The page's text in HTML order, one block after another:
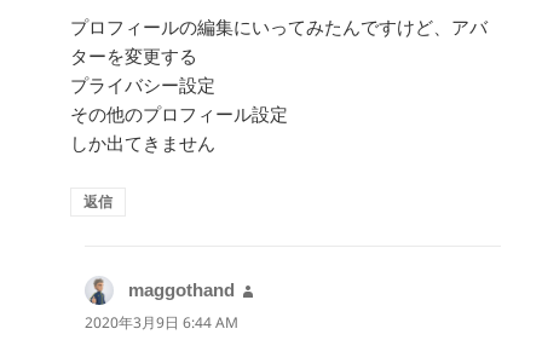
プロフィールの編集にいってみたんですけど、アバ
ターを変更する
プライバシー設定
その他のプロフィール設定
しか出てきません
返信
maggothand
2020年3月9日 6:44 AM